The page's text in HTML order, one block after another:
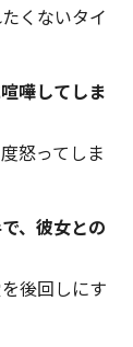
くないタイ
嘩してしま
怒ってしま
、彼女との
後回しにす